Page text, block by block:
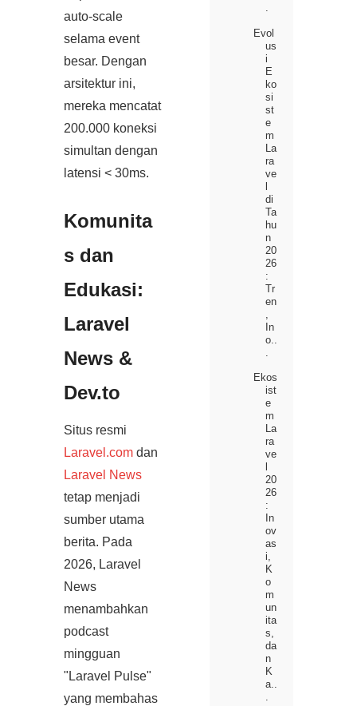
auto‑scale
selama event
besar. Dengan
arsitektur ini,
mereka mencatat
200.000 koneksi
simultan dengan
latensi < 30ms.
Komunita
s dan
Edukasi:
Laravel
News &
Dev.to
Situs resmi
Laravel.comdan
Laravel News
tetap menjadi
sumber utama
berita. Pada
2026, Laravel
News
menambahkan
podcast
mingguan
"Laravel Pulse"
yang membahas
.
Evol
us
i
E
ko
si
st
e
m
La
ra
ve
di
Ta
hu
n
20
26
:
Tr
en
In
o..
Ekos
ist
e
m
La
ra
ve
20
26
:
In
ov
as
i,
K
o
m
un
ita
s,
da
n
K
a..
.